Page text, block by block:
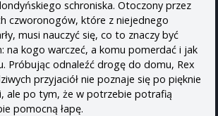
schroniska. Otoczony przez
czworonogów, które z niejednego
musi nauczyć się, co to znaczy być
na kogo warczeć, a komu pomerdać i jak
Próbując odnaleźć drogę do domu, Rex
przyjaciół nie poznaje się po pięknie
ale po tym, że w potrzebie potrafią
pomocną łapę.